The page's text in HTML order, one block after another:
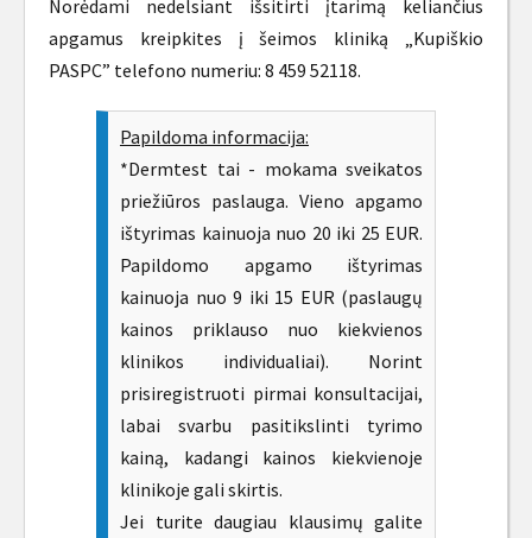
Norėdami nedelsiant išsitirti įtarimą keliančius
apgamus kreipkites į šeimos kliniką „Kupiškio
PASPC” telefono numeriu: 8 459 52118.
Papildoma informacija:
*Dermtest tai - mokama sveikatos
priežiūros paslauga. Vieno apgamo
ištyrimas kainuoja nuo 20 iki 25 EUR.
Papildomo apgamo ištyrimas
kainuoja nuo 9 iki 15 EUR (paslaugų
kainos priklauso nuo kiekvienos
klinikos individualiai). Norint
prisiregistruoti pirmai konsultacijai,
labai svarbu pasitikslinti tyrimo
kainą, kadangi kainos kiekvienoje
klinikoje gali skirtis.
Jei turite daugiau klausimų galite